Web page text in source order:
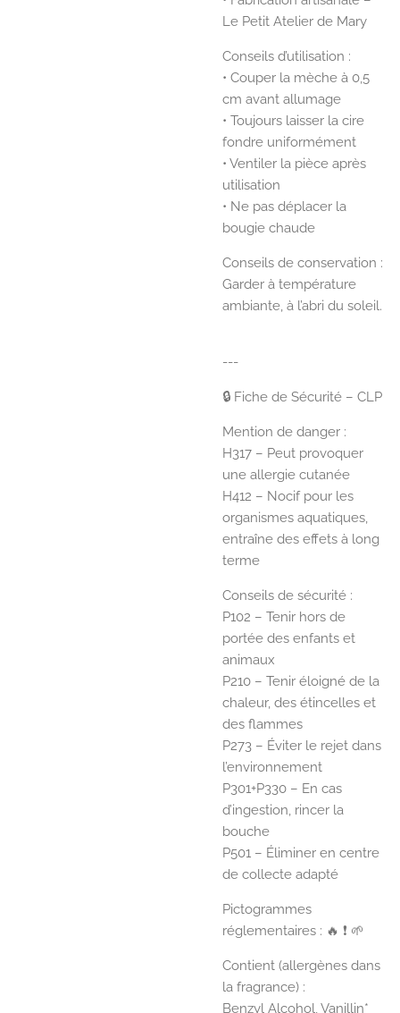
Le Petit Atelier de Mary
Conseils d’utilisation :
• Couper la mèche à 0,5
cm avant allumage
• Toujours laisser la cire
fondre uniformément
• Ventiler la pièce après
utilisation
• Ne pas déplacer la
bougie chaude
Conseils de conservation :
Garder à température
ambiante, à l’abri du soleil.
---
🔒 Fiche de Sécurité – CLP
Mention de danger :
H317 – Peut provoquer
une allergie cutanée
H412 – Nocif pour les
organismes aquatiques,
entraîne des effets à long
terme
Conseils de sécurité :
P102 – Tenir hors de
portée des enfants et
animaux
P210 – Tenir éloigné de la
chaleur, des étincelles et
des flammes
P273 – Éviter le rejet dans
l’environnement
P301+P330 – En cas
d’ingestion, rincer la
bouche
P501 – Éliminer en centre
de collecte adapté
Pictogrammes
réglementaires : 🔥 ❗ 🌱
Contient (allergènes dans
la fragrance) :
Benzyl Alcohol, Vanillin*